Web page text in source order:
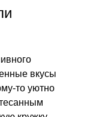
вкусы
то уютно